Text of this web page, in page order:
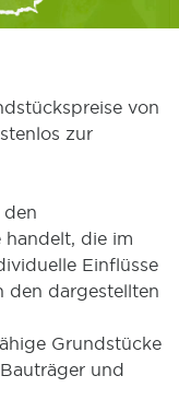
von
zur
den
handelt, die im
Einflüsse
den dargestellten
Grundstücke
und